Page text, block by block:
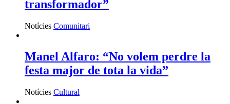
transformador”
Notícies Comunitari
Manel Alfaro: “No volem perdre la
festa major de tota la vida”
Notícies Cultural